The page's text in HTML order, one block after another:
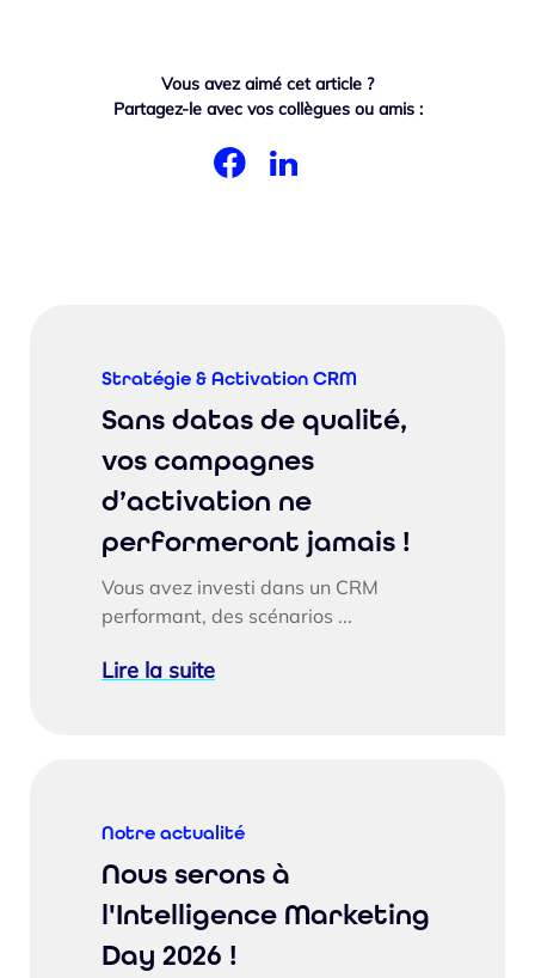
Vous avez aimé cet article ?
Partagez-le avec vos collègues ou amis :
Stratégie & Activation CRM
Sans datas de qualité,
vos campagnes
d’activation ne
performeront jamais !
Vous avez investi dans un CRM
performant, des scénarios ...
Lire la suite
Notre actualité
Nous serons à
l'Intelligence Marketing
Day 2026 !